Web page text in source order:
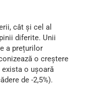
cât și cel al
diferite. Unii
a prețurilor
o creștere
o ușoară
de -2,5%).